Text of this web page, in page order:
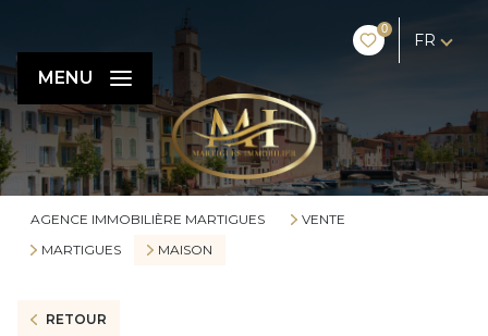
0
FR
MENU
AGENCE IMMOBILIÈRE MARTIGUES
VENTE
MARTIGUES
MAISON
RETOUR